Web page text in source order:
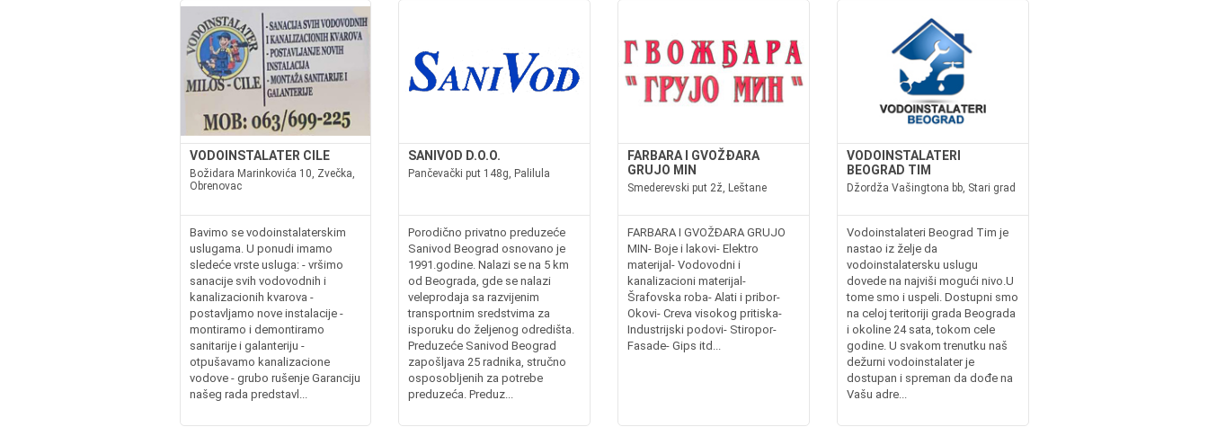
VODOINSTALATER CILE
Božidara Marinkovića 10, Zvečka,
Obrenovac
Bavimo se vodoinstalaterskim
uslugama. U ponudi imamo
sledeće vrste usluga: - vršimo
sanacije svih vodovodnih i
kanalizacionih kvarova -
postavljamo nove instalacije -
montiramo i demontiramo
sanitarije i galanteriju -
otpušavamo kanalizacione
vodove - grubo rušenje Garanciju
našeg rada predstavl...
SANIVOD D.O.O.
Pančevački put 148g, Palilula
Porodično privatno preduzeće
Sanivod Beograd osnovano je
1991.godine. Nalazi se na 5 km
od Beograda, gde se nalazi
veleprodaja sa razvijenim
transportnim sredstvima za
isporuku do željenog odredišta.
Preduzeće Sanivod Beograd
zapošljava 25 radnika, stručno
osposobljenih za potrebe
preduzeća. Preduz...
FARBARA I GVOŽĐARA
GRUJO MIN
Smederevski put 2ž, Leštane
FARBARA I GVOŽĐARA GRUJO
MIN- Boje i lakovi- Elektro
materijal- Vodovodni i
kanalizacioni materijal-
Šrafovska roba- Alati i pribor-
Okovi- Creva visokog pritiska-
Industrijski podovi- Stiropor-
Fasade- Gips itd...
VODOINSTALATERI
BEOGRAD TIM
Džordža Vašingtona bb, Stari grad
Vodoinstalateri Beograd Tim je
nastao iz želje da
vodoinstalatersku uslugu
dovede na najviši mogući nivo.U
tome smo i uspeli. Dostupni smo
na celoj teritoriji grada Beograda
i okoline 24 sata, tokom cele
godine. U svakom trenutku naš
dežurni vodoinstalater je
dostupan i spreman da dođe na
Vašu adre...